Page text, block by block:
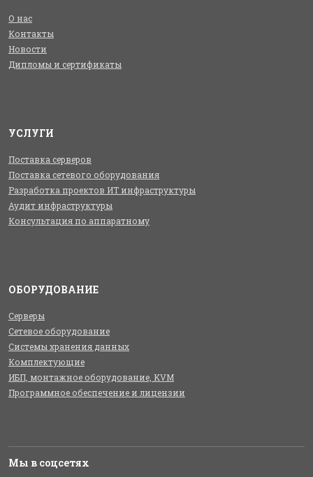
О нас
Контакты
Новости
Дипломы и сертификаты
УСЛУГИ
Поставка серверов
Поставка сетевого оборудования
Разработка проектов ИТ инфраструктуры
Аудит инфраструктуры
Консультация по аппаратному
ОБОРУДОВАНИЕ
Серверы
Сетевое оборудование
Системы хранения данных
Комплектующие
ИБП, монтажное оборудование, KVM
Программное обеспечение и лицензии
Мы в соцсетях